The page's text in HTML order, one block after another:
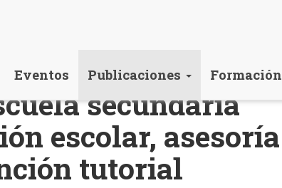
Eventos Publicaciones Formación
secundaria
escolar, asesoría
tutorial